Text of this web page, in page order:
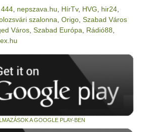
444 nepszava.hu HírTv, HVG hir24
szalonna Origo Szabad Város
Város Szabad Európa Rádió88
A GOOGLE PLAY-BEN